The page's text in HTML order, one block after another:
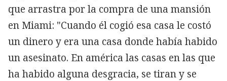
que arrastra por la compra de una mansión
en Miami: "Cuando él cogió esa casa le costó
un dinero y era una casa donde había habido
un asesinato. En américa las casas en las que
ha habido alguna desgracia, se tiran y se